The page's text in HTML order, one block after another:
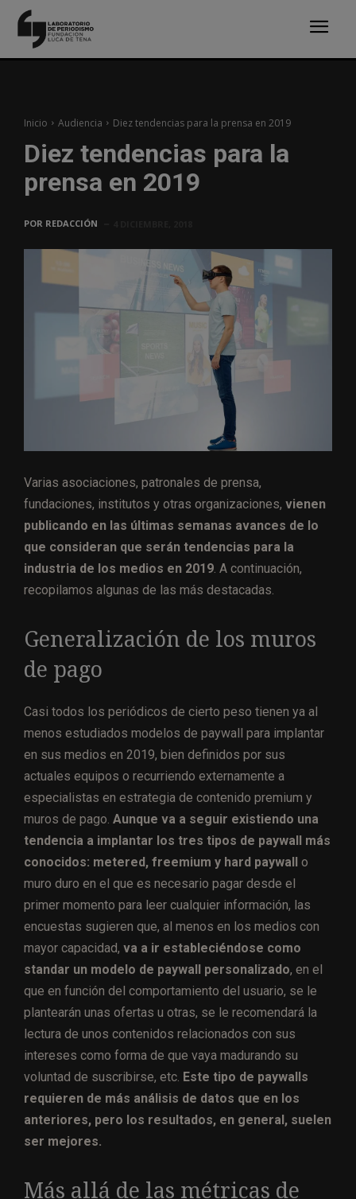
Inicio Audiencia Diez tendencias para la prensa en 2019
Diez tendencias para la
prensa en 2019
POR REDACCIÓN
Varias asociaciones, patronales de prensa,
fundaciones, institutos y otras organizaciones, vienen
publicando en las últimas semanas avances de lo
que consideran que serán tendencias para la
industria de los medios en 2019 . A continuación,
recopilamos algunas de las más destacadas.
Generalización de los muros
de pago
Casi todos los periódicos de cierto peso tienen ya al
menos estudiados modelos de paywall para implantar
en sus medios en 2019, bien definidos por sus
actuales equipos o recurriendo externamente a
especialistas en estrategia de contenido premium y
muros de pago. Aunque va a seguir existiendo una
tendencia a implantar los tres tipos de paywall más
conocidos: metered, freemium y hard paywall o
muro duro en el que es necesario pagar desde el
primer momento para leer cualquier información, las
encuestas sugieren que, al menos en los medios con
mayor capacidad, va a ir estableciéndose como
standar un modelo de paywall personalizado, en el
que en función del comportamiento del usuario, se le
plantearán unas ofertas u otras, se le recomendará la
lectura de unos contenidos relacionados con sus
intereses como forma de que vaya madurando su
voluntad de suscribirse, etc. Este tipo de paywalls
requieren de más análisis de datos que en los
anteriores, pero los resultados, en general, suelen
ser mejores.
Más allá de las métricas de